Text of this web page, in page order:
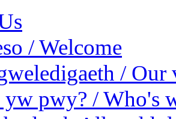
/ Welcome
/ Our
pwy? / Who's